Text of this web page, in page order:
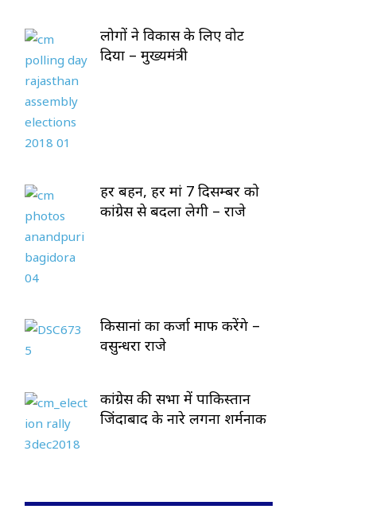
लोगों ने विकास के लिए वोट
दिया – मुख्यमंत्री
हर बहन, हर मां 7 दिसम्बर को
कांग्रेस से बदला लेगी – राजे
किसानां का कर्जा माफ करेंगे –
वसुन्धरा राजे
कांग्रेस की सभा में पाकिस्तान
जिंदाबाद के नारे लगना शर्मनाक